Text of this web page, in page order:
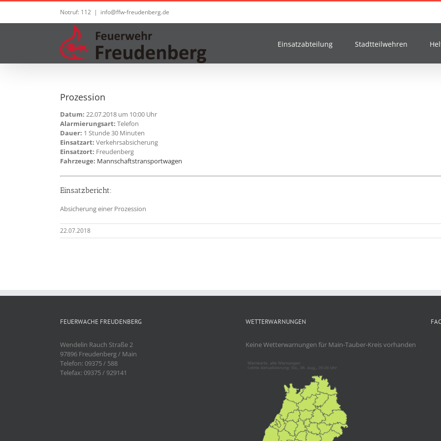
Zum
springen
Notruf: 112 | info@ffw-freudenberg.de
Einsatzabteilung Stadtteilwehren
Prozession
Datum: 22.07.2018 um 10:00 Uhr
Alarmierungsart: Telefon
Dauer: 1 Stunde 30 Minuten
Einsatzart: Verkehrsabsicherung
Einsatzort: Freudenberg
Fahrzeuge: Mannschaftstransportwagen
Einsatzbericht:
Absicherung einer Prozession
22.07.2018
FEUERWACHE FREUDENBERG
Wendelin Rauch Straße 2
97896 Freudenberg / Main
Telefon: 09375 / 588
Telefax: 09375 / 929141
WETTERWARNUNGEN
Keine Wetterwarnungen für Main-Tauber-Kreis vorhanden